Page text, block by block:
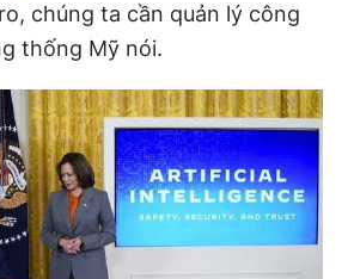
RSS Tòa soạn Chính sách bảo
trực: Hải Thành
Hiếu Dũng
Việt Hưng
Đức Trung
110/GP - BTTTT cấp ngày 24.3.2020
thuộc về Báo Thanh Niên. Cấm sao
nếu không có sự chấp thuận bằng văn
Technologies, JSC.
chúng ta cần quản lý công
thống Mỹ nói.